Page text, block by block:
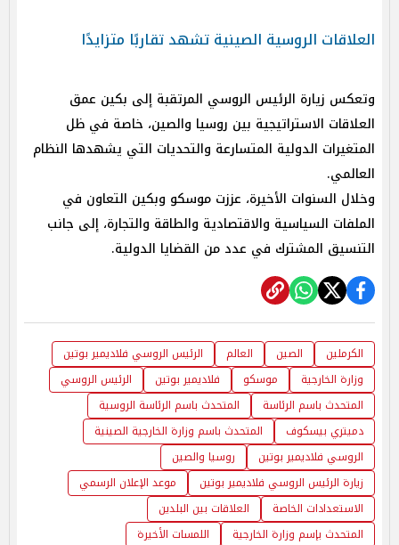
العلاقات الروسية الصينية تشهد تقاربًا متزايدًا
وتعكس زيارة الرئيس الروسي المرتقبة إلى بكين عمق
العلاقات الاستراتيجية بين روسيا والصين، خاصة في ظل
المتغيرات الدولية المتسارعة والتحديات التي يشهدها النظام
العالمي.
وخلال السنوات الأخيرة، عززت موسكو وبكين التعاون في
الملفات السياسية والاقتصادية والطاقة والتجارة، إلى جانب
التنسيق المشترك في عدد من القضايا الدولية.
الكرملين الصين العالم
الرئيس الروسي فلاديمير بوتين
وزارة الخارجية
موسكو فلاديمير بوتين
الرئيس الروسي
المتحدث باسم الرئاسة
المتحدث باسم الرئاسة الروسية
دميتري بيسكوف
المتحدث باسم وزارة الخارجية الصينية
الروسي فلاديمير بوتين
روسيا والصين
زيارة الرئيس الروسي فلاديمير بوتين
موعد الإعلان الرسمي
الاستعدادات الخاصة
العلاقات بين البلدين
المتحدث بإسم وزارة الخارجية
اللمسات الأخيرة